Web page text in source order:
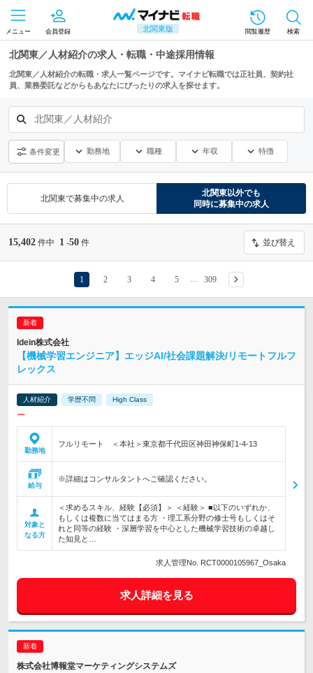
北関東版
メニュー 会員登録 閲覧履歴 検索
北関東／人材紹介の求人・転職・中途採用情報
北関東／人材紹介の転職・求人一覧ページです。マイナビ転職では正社員、契約社
員、業務委託などからもあなたにぴったりの求人を探せます。
北関東／人材紹介
条件変更 勤務地 職種 年収 特徴
北関東で募集中の求人
北関東以外でも
同時に募集中の求人
15,402 件中 1 -50 件 並び替え
1 2 3 4 5 309
Idein株式会社
【機械学習エンジニア】エッジAI/社会課題解決/リモートフルフ
レックス
人材紹介 学歴不問 High Class
ー
勤務地
フルリモート ＜本社＞東京都千代田区神田神保町1-4-13
給与
※詳細はコンサルタントへご確認ください。
対象と
なる方
＜求めるスキル、経験【必須】＞ ＜経験＞ ■以下のいずれか、
もしくは複数に当てはまる方 ・理工系分野の修士号もしくはそ
れと同等の経験 ・深層学習を中心とした機械学習技術の卓越し
た知見と…
求人管理No. RCT0000105967_Osaka
求人詳細を見る
株式会社博報堂マーケティングシステムズ